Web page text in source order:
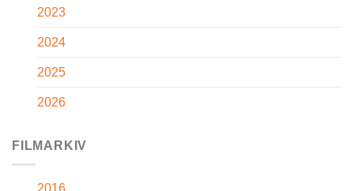
2023
2024
2025
2026
FILMARKIV